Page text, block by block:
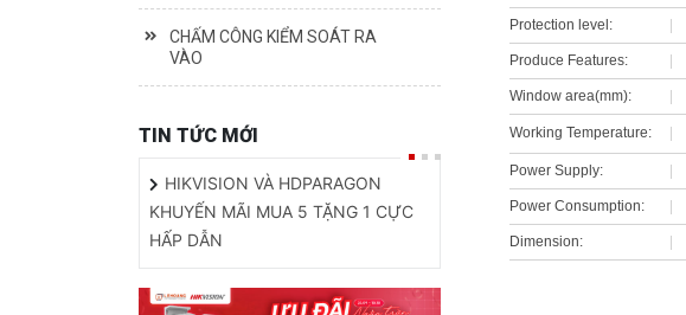
Protection level:
Produce Features:
Window area(mm):
Working Temperature:
Power Supply:
Power Consumption:
Dimension:
CHẤM CÔNG KIỂM SOÁT RA
VÀO
TIN TỨC MỚI
HIKVISION VÀ HDPARAGON
KHUYẾN MÃI MUA 5 TẶNG 1 CỰC
HẤP DẪN